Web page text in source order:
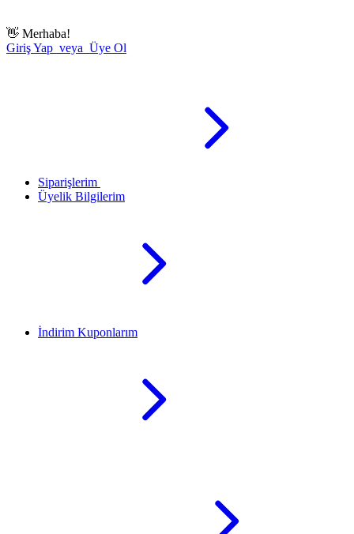
👋 Merhaba!
Giriş Yap veya Üye Ol
Siparişlerim
Üyelik Bilgilerim
İndirim Kuponlarım